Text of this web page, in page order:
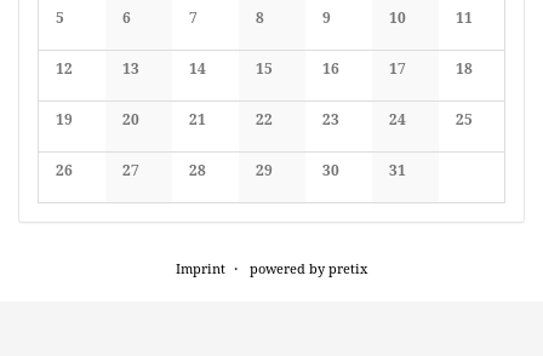
No eventsNo eventsNo eventsNo events
5
No events
6
No events
7
No events
8
No events
9
No events
10
No events
11
No events
12
No events
13
No events
14
No events
15
No events
16
No events
17
No events
18
No events
19
No events
20
No events
21
No events
22
No events
23
No events
24
No events
25
No events
26
No events
27
No events
28
No events
29
No events
30
No events
31
No events
Imprint powered by pretix